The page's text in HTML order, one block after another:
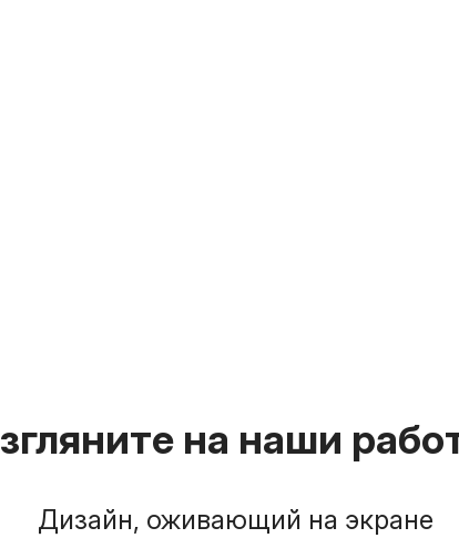
Взгляните на наши
Дизайн, оживающий на экране